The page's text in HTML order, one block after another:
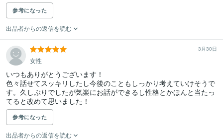
参考になった
出品者からの返信を読む
3月30日
女性
いつもありがとうございます！
色々話せてスッキリしたし今後のこともしっかり考えていけそうで
す。久しぶりでしたが気楽にお話ができるし性格とかほんと当たっ
てると改めて思いました！
参考になった
出品者からの返信を読む